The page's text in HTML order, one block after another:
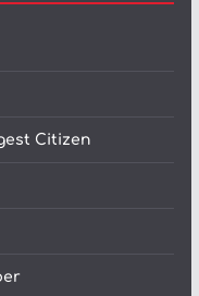
Citizen